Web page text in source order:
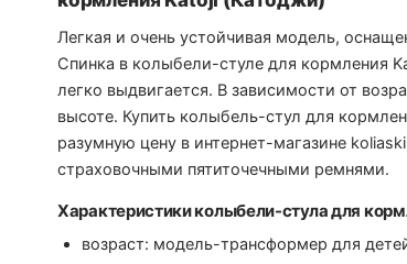
Легкая и очень устойчивая модель,
Спинка в колыбели-стуле для кормления
легко выдвигается. В зависимости от
высоте. Купить колыбель-стул для
разумную цену в интернет-магазине
страховочными пятиточечными ремнями.
Характеристики колыбели-стула для
возраст: модель-трансформер для